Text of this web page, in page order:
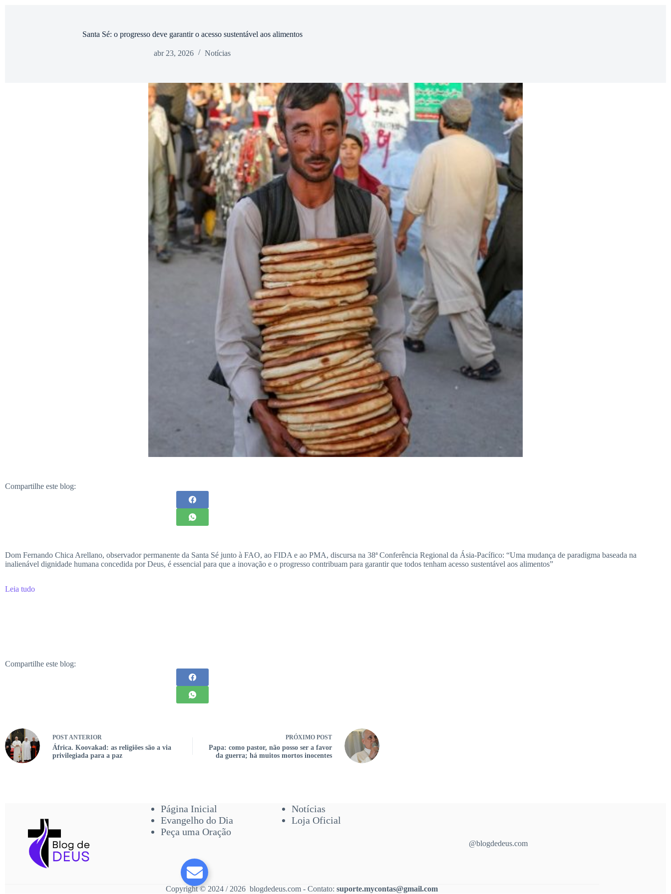
Santa Sé: o progresso deve garantir o acesso sustentável aos alimentos
abr 23, 2026 Notícias
Compartilhe este blog:
Dom Fernando Chica Arellano, observador permanente da Santa Sé junto à FAO, ao FIDA e ao PMA, discursa na 38ª Conferência Regional da Ásia-Pacífico: “Uma mudança de paradigma baseada na
inalienável dignidade humana concedida por Deus, é essencial para que a inovação e o progresso contribuam para garantir que todos tenham acesso sustentável aos alimentos”
Leia tudo
Compartilhe este blog:
POST ANTERIOR
África. Koovakad: as religiões são a via
privilegiada para a paz
PRÓXIMO POST
Papa: como pastor, não posso ser a favor
da guerra; há muitos mortos inocentes
Página Inicial
Evangelho do Dia
Peça uma Oração
Notícias
Loja Oficial
@blogdedeus.com
Copyright © 2024 / 2026 blogdedeus.com - Contato:suporte.mycontas@gmail.com